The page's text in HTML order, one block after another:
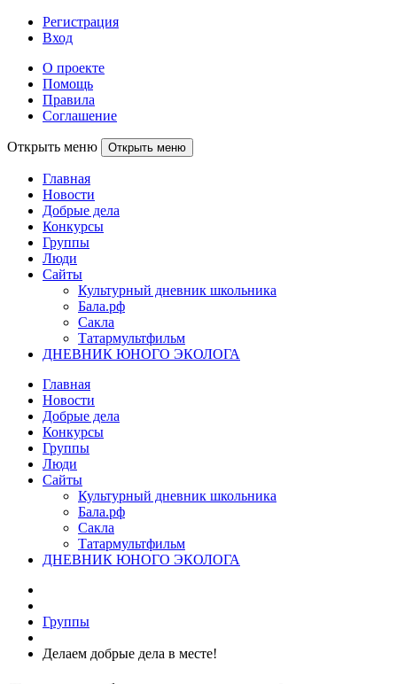
Регистрация
Вход
О проекте
Помощь
Правила
Соглашение
Открыть меню Открыть меню
Главная
Новости
Добрые дела
Конкурсы
Группы
Люди
Сайты
Культурный дневник школьника
Бала.рф
Сакла
Татармультфильм
ДНЕВНИК ЮНОГО ЭКОЛОГА
Главная
Новости
Добрые дела
Конкурсы
Группы
Люди
Сайты
Культурный дневник школьника
Бала.рф
Сакла
Татармультфильм
ДНЕВНИК ЮНОГО ЭКОЛОГА
Группы
Делаем добрые дела в месте!